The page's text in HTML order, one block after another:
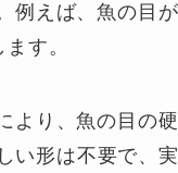
例えば、魚の目が
す。
より、魚の目の硬
い形は不要で、実